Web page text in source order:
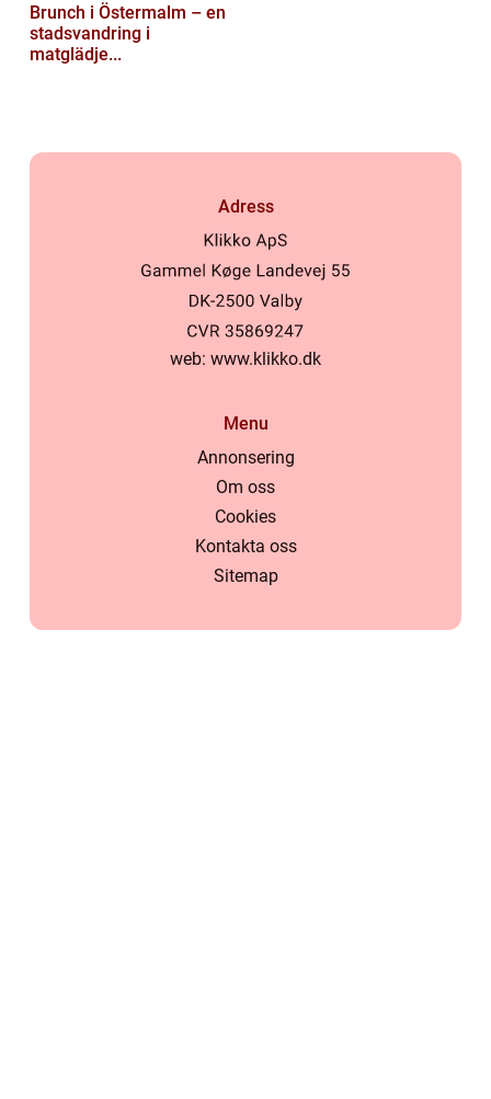
Brunch i Östermalm – en
stadsvandring i
matglädje...
Adress
web: www.klikko.dk
Menu
Annonsering
Om oss
Cookies
Kontakta oss
Sitemap